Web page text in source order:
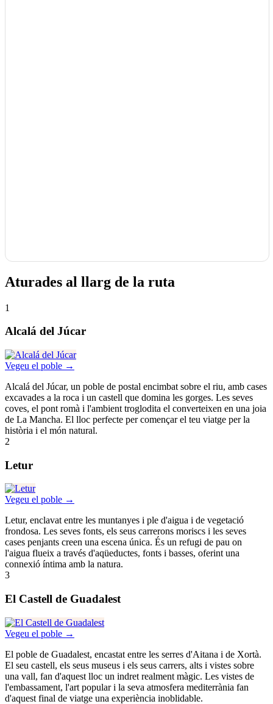
Aturades al llarg de la ruta
1
Alcalá del Júcar
Vegeu el poble →
Alcalá del Júcar, un poble de postal encimbat sobre el riu, amb cases
excavades a la roca i un castell que domina les gorges. Les seves
coves, el pont romà i l'ambient troglodita el converteixen en una joia
de La Mancha. El lloc perfecte per començar el teu viatge per la
història i el món natural.
2
Letur
Vegeu el poble →
Letur, enclavat entre les muntanyes i ple d'aigua i de vegetació
frondosa. Les seves fonts, els seus carrerons moriscs i les seves
cases penjants creen una escena única. És un refugi de pau on
l'aigua flueix a través d'aqüeductes, fonts i basses, oferint una
connexió íntima amb la natura.
3
El Castell de Guadalest
Vegeu el poble →
El poble de Guadalest, encastat entre les serres d'Aitana i de Xortà.
El seu castell, els seus museus i els seus carrers, alts i vistes sobre
una vall, fan d'aquest lloc un indret realment màgic. Les vistes de
l'embassament, l'art popular i la seva atmosfera mediterrània fan
d'aquest final de viatge una experiència inoblidable.